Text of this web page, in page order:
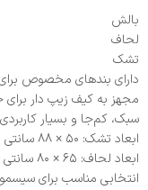
بالش
لحاف
تشک
دارای بندهای مخصوص
مجهز به کیف زیپ‌ دار
سبک، کم‌جا و بسیار کاربردی
ابعاد تشک: ۵۰ × ۸۸ سانتی‌ متر
ابعاد لحاف: ۶۵ × ۸۰ سانتی‌ متر
انتخابی مناسب برای